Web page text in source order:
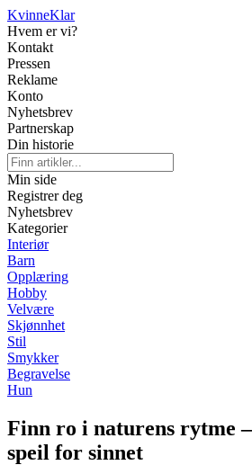
KvinneKlar
Hvem er vi?
Kontakt
Pressen
Reklame
Konto
Nyhetsbrev
Partnerskap
Din historie
Min side
Registrer deg
Nyhetsbrev
Kategorier
Interiør
Barn
Opplæring
Hobby
Velvære
Skjønnhet
Stil
Smykker
Begravelse
Hun
Finn ro i naturens rytme
speil for sinnet